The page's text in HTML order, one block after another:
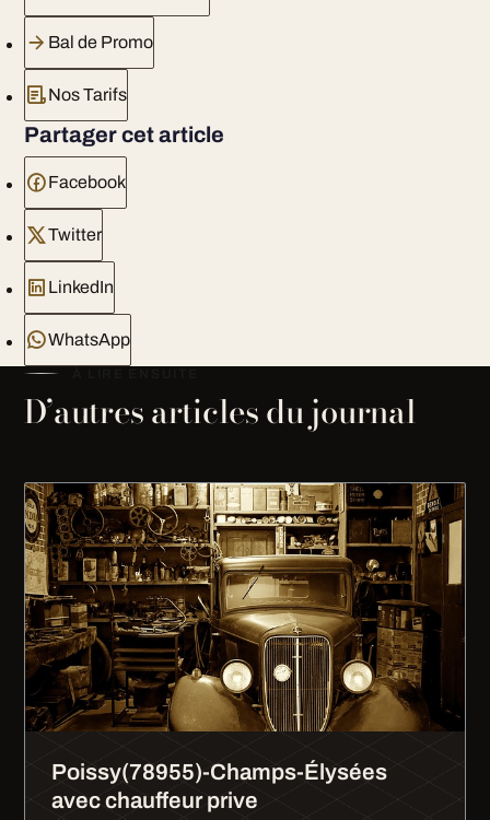
Bal de Promo
Nos Tarifs
Partager cet article
Facebook
Twitter
LinkedIn
WhatsApp
D’autres articles du journal
Poissy(78955)-Champs-Élysées
avec chauffeur prive